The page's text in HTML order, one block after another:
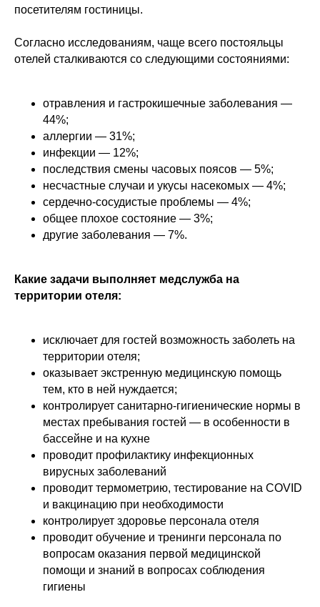
посетителям гостиницы.
Согласно исследованиям, чаще всего постояльцы
отелей сталкиваются со следующими состояниями:
отравления и гастрокишечные заболевания —
44%;
аллергии — 31%;
инфекции — 12%;
последствия смены часовых поясов — 5%;
несчастные случаи и укусы насекомых — 4%;
сердечно-сосудистые проблемы — 4%;
общее плохое состояние — 3%;
другие заболевания — 7%.
Какие задачи выполняет медслужба на
территории отеля:
исключает для гостей возможность заболеть на
территории отеля;
оказывает экстренную медицинскую помощь
тем, кто в ней нуждается;
контролирует санитарно-гигиенические нормы в
местах пребывания гостей — в особенности в
бассейне и на кухне
проводит профилактику инфекционных
вирусных заболеваний
проводит термометрию, тестирование на COVID
и вакцинацию при необходимости
контролирует здоровье персонала отеля
проводит обучение и тренинги персонала по
вопросам оказания первой медицинской
помощи и знаний в вопросах соблюдения
гигиены